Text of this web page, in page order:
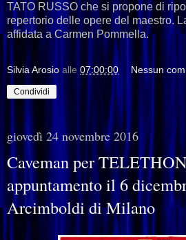
TATO RUSSO che si propone di
repertorio delle opere del maestro.
affidata a Carmen Pommella.
Silvia Arosio alle 07:00:00 Nessun
Condividi
giovedì 24 novembre 2016
Caveman per
appuntamento il 6
Arcimboldi di Milano